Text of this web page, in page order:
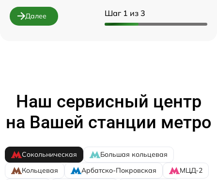
Шаг 1 из 3
Далее
Наш сервисный центр
на Вашей станции метро
Сокольническая
Большая кольцевая
Кольцевая
Арбатско-Покровская
МЦД-2